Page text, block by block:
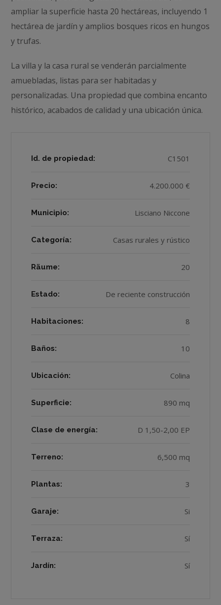
ampliar la superficie hasta 20 hectáreas, incluyendo 1
hectárea de jardín y amplios bosques ricos en hungos
y trufas.
La villa y la casa rural se venderán parcialmente
amuebladas, listas para ser habitadas y
personalizadas. Una propiedad que combina encanto
histórico, acabados de calidad y una ubicación única.
Id. de propiedad: C1501
Precio: 4.200.000 €
Municipio: Lisciano Niccone
Categoría: Casas rurales y rústico
Räume: 20
Estado: De reciente construcción
Habitaciones: 8
Baños: 10
Ubicación: Colina
Superficie: 890 mq
Clase de energía: D 1,50-2,00 EP
Terreno: 6,500 mq
Plantas: 3
Garaje: Si
Terraza: Sí
Jardín: Sí